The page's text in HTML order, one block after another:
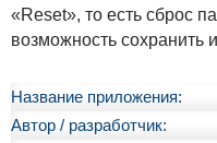
«Reset», то есть сброс
возможность сохранить
Название приложения:
Автор / разработчик: